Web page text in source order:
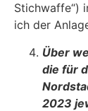
Stichwaffe“)
ich der
Über
die für
2023